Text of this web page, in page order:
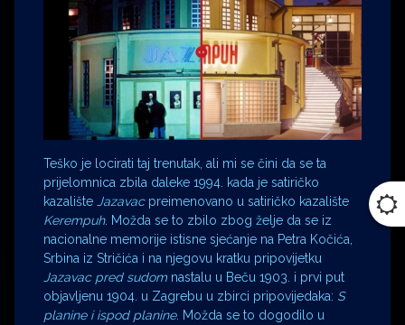
Teško je locirati taj trenutak, ali mi se čini da se ta
prijelomnica zbila daleke 1994. kada je satiričko
kazalište Jazavacpreimenovano u satiričko kazalište
Kerempuh. Možda se to zbilo zbog želje da se iz
nacionalne memorije istisne sjećanje na Petra Kočića,
Srbina iz Stričića i na njegovu kratku pripovijetku
Jazavac pred sudomnastalu u Beču 1903. i prvi put
objavljenu 1904. u Zagrebu u zbirci pripovijedaka: S
planine i ispod planine. Možda se to dogodilo u